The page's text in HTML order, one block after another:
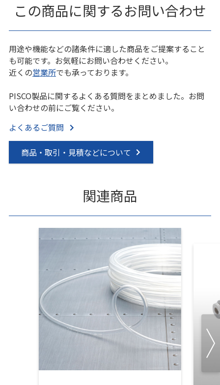
この商品に関するお問い合わせ
用途や機能などの諸条件に適した商品をご提案すること
も可能です。お気軽にお問い合わせください。
近くの営業所でも承っております。
PISCO製品に関するよくある質問をまとめました。お問
い合わせの前にご覧ください。
よくあるご質問
商品・取引・見積などについて
関連商品